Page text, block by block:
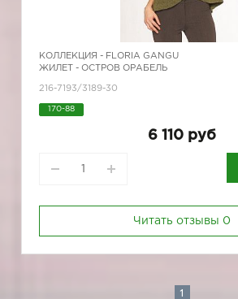
КОЛЛЕКЦИЯ - FLORIA GANGU
ЖИЛЕТ - ОСТРОВ ОРАБЕЛЬ
216-7193/3189-30
170-88
6 110 руб
Читать отзывы 0
1